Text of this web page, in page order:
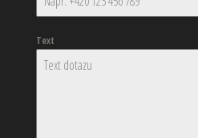
Text